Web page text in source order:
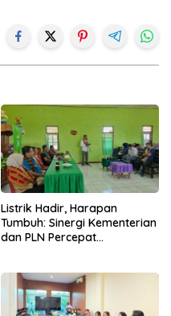
Listrik Hadir, Harapan
Tumbuh: Sinergi Kementerian
dan PLN Percepat